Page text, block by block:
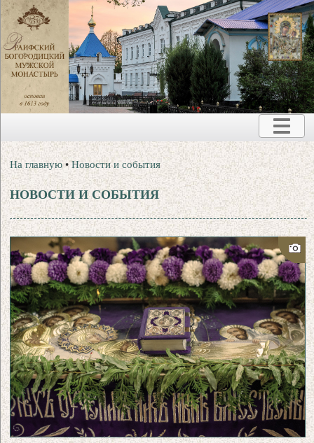
На главную •Новости и события
НОВОСТИ И СОБЫТИЯ